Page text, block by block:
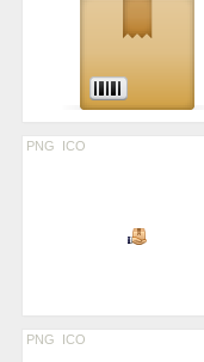
PNG ICO
PNG ICO